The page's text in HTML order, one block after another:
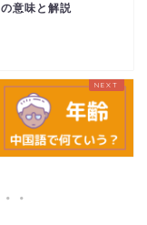
意味と解説